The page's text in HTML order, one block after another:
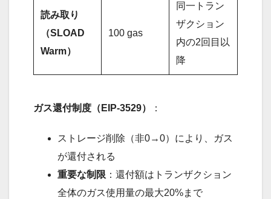
読み取り
（SLOAD
Warm）
100 gas
同一トラン
ザクション
内の2回目以
降
ガス還付制度（EIP-3529） ：
ストレージ削除（非0→0）により、ガス
が還付される
重要な制限 ：還付額はトランザクション
全体のガス使用量の最大20%まで